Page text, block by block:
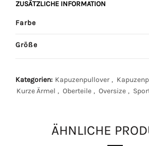
ZUSÄTZLICHE INFORMATION
Farbe
Größe
Kategorien: Kapuzenpullover ,
Kurze Ärmel , Oberteile , Oversize ,
ÄHNLICHE